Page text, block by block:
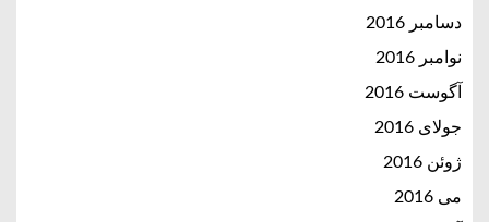
دسامبر 2016
نوامبر 2016
آگوست 2016
جولای 2016
ژوئن 2016
می 2016